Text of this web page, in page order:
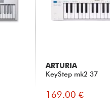
ARTURIA
KeyStep mk2 37
169.00 €